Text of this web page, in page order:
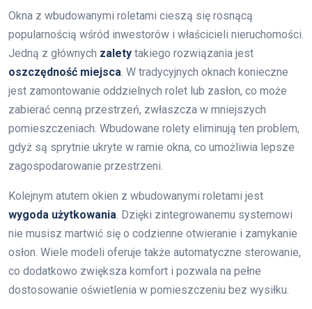
Okna z wbudowanymi roletami cieszą się rosnącą
popularnością wśród inwestorów i właścicieli nieruchomości.
Jedną z głównych zalety takiego rozwiązania jest
oszczędność miejsca . W tradycyjnych oknach konieczne
jest zamontowanie oddzielnych rolet lub zasłon, co może
zabierać cenną przestrzeń, zwłaszcza w mniejszych
pomieszczeniach. Wbudowane rolety eliminują ten problem,
gdyż są sprytnie ukryte w ramie okna, co umożliwia lepsze
zagospodarowanie przestrzeni.
Kolejnym atutem okien z wbudowanymi roletami jest
wygoda użytkowania . Dzięki zintegrowanemu systemowi
nie musisz martwić się o codzienne otwieranie i zamykanie
osłon. Wiele modeli oferuje także automatyczne sterowanie,
co dodatkowo zwiększa komfort i pozwala na pełne
dostosowanie oświetlenia w pomieszczeniu bez wysiłku.